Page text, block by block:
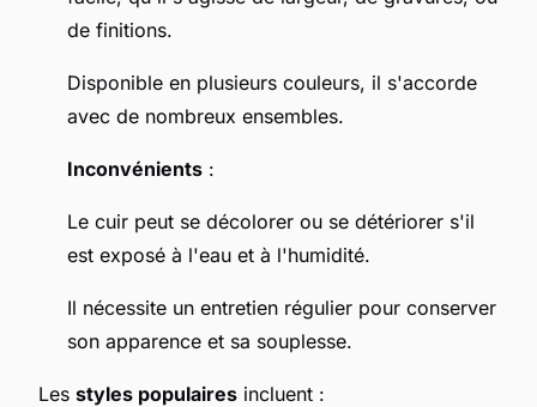
de finitions.
Disponible en plusieurs couleurs, il s'accorde
avec de nombreux ensembles.
Inconvénients :
Le cuir peut se décolorer ou se détériorer s'il
est exposé à l'eau et à l'humidité.
Il nécessite un entretien régulier pour conserver
son apparence et sa souplesse.
Les styles populaires incluent :